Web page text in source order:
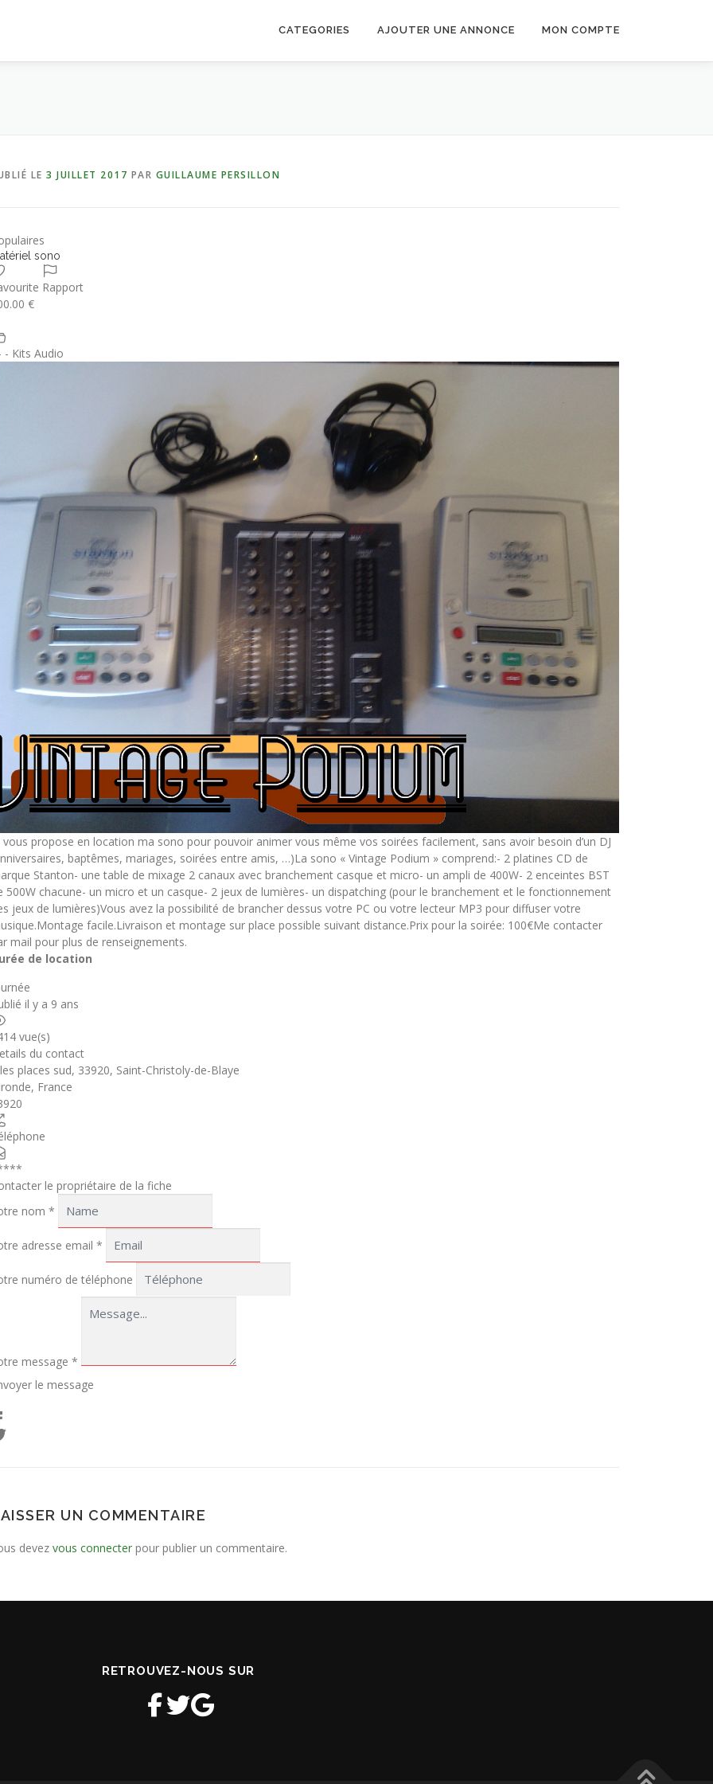
CATEGORIES AJOUTER UNE ANNONCE MON COMPTE
LE 3 JUILLET 2017 PAR GUILLAUME PERSILLON
sono
Rapport
€
- Kits Audio
vous propose en location ma sono pour pouvoir animer vous même vos soirées facilement, sans avoir besoin d’un DJ
baptêmes, mariages, soirées entre amis, …)La sono « Vintage Podium » comprend:- 2 platines CD de
Stanton- une table de mixage 2 canaux avec branchement casque et micro- un ampli de 400W- 2 enceintes BST
500W chacune- un micro et un casque- 2 jeux de lumières- un dispatching (pour le branchement et le fonctionnement
jeux de lumières)Vous avez la possibilité de brancher dessus votre PC ou votre lecteur MP3 pour diffuser votre
facile.Livraison et montage sur place possible suivant distance.Prix pour la soirée: 100€Me contacter
mail pour plus de renseignements.
de location
il y a 9 ans
vue(s)
du contact
places sud, 33920, Saint-Christoly-de-Blaye
, France
le propriétaire de la fiche
nom *
adresse email *
numéro de téléphone
message *
le message
UN COMMENTAIRE
devez vous connecter pour publier un commentaire.
RETROUVEZ-NOUS SUR